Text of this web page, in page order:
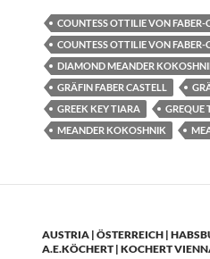
COUNTESS OTTILIE VON FABER-
COUNTESS OTTILIE VON FABER-
DIAMOND MEANDER
GRÄFIN FABER CASTELL
GREEK KEY TIARA
GREQUE
MEANDER KOKOSHNIK
AUSTRIA | ÖSTERREICH |
A.E.KÖCHERT | KOCHERT